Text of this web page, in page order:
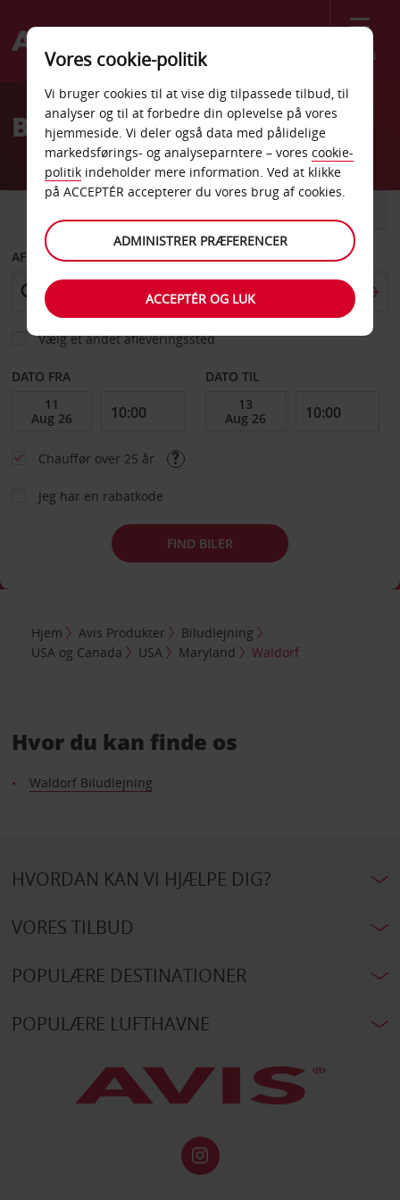
Menu
Welcome
AvisBilleje Waldorf
AFHENT FRA
Vælg et andet afleveringssted
DATO FRA DATO TIL
Chauffør over 25 år
Jeg har en rabatkode
FIND BILER
Hjem Avis Produkter
Biludlejning
USA og Canada
USA Maryland Waldorf
Hvor du kan finde os
Waldorf Biludlejning
HVORDAN KAN VI HJÆLPE DIG?
VORES TILBUD
POPULÆRE DESTINATIONER
POPULÆRE LUFTHAVNE
Vores cookie-politik
Vi bruger cookies til at vise dig tilpassede tilbud, til
analyser og til at forbedre din oplevelse på vores
hjemmeside. Vi deler også data med pålidelige
markedsførings- og analyseparntere – vores cookie-
politik indeholder mere information. Ved at klikke
på ACCEPTÉR accepterer du vores brug af cookies.
ADMINISTRER PRÆFERENCER
ACCEPTÉR OG LUK